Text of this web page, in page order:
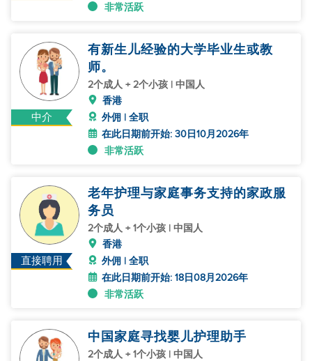
非常活跃
中介
有新生儿经验的大学毕业生或教
师。
2个成人 + 2个小孩 | 中国人
香港
外佣 | 全职
在此日期前开始: 30日10月2026年
非常活跃
直接聘用
老年护理与家庭事务支持的家政服
务员
2个成人 + 1个小孩 | 中国人
香港
外佣 | 全职
在此日期前开始: 18日08月2026年
非常活跃
中国家庭寻找婴儿护理助手
2个成人 + 1个小孩 | 中国人